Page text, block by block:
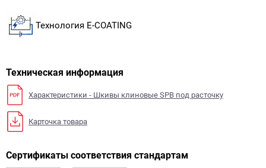
Технология E-COATING
Техническая информация
Характеристики - Шкивы клиновые SPB под расточку
Карточка товара
Сертификаты соответствия стандартам